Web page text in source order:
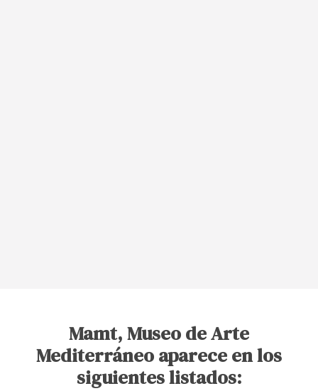
Mamt, Museo de Arte
Mediterráneo aparece en los
siguientes listados: